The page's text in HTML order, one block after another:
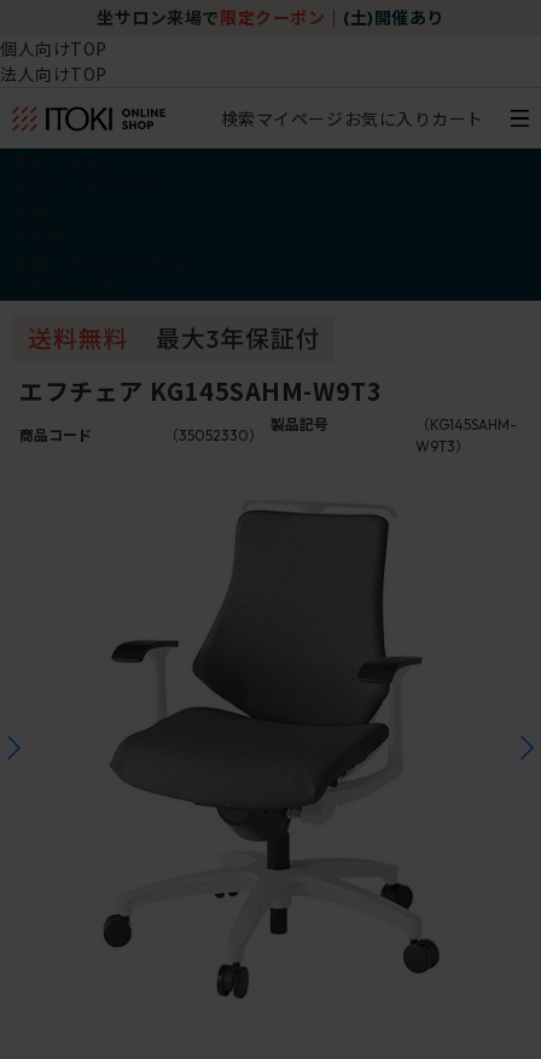
坐サロン来場で 限定クーポン (土)開催あり
個人向けTOP
法人向けTOP
検索マイページ お気に入り カート
エフチェア KG145SAHM-W9T3
商品コード （35052330）
製品記号
（KG145SAHM-
W9T3）